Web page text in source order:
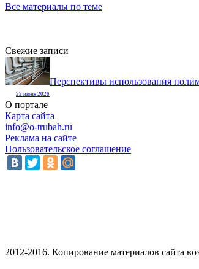
Все материалы по теме
Свежие записи
Перспективы использования
22 июня 2026
О портале
Карта сайта
info@o-trubah.ru
Реклама на сайте
Пользовательское соглашение
2012-2016. Копирование материалов сайта